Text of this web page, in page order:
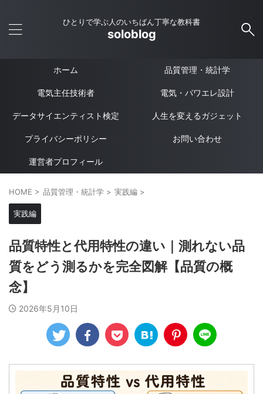
ひとりで学ぶ人のいちばん丁寧な教科書
soloblog
ホーム 品質管理・統計学
電気主任技術者 電気・パワエレ設計
データサイエンティスト検定 人生を変えるガジェット
プライバシーポリシー お問い合わせ
運営者プロフィール
HOME > 品質管理・統計学 > 実践編 >
実践編
品質特性と代用特性の違い｜測れない品
質をどう測るかを完全図解【品質の概
念】
2026年5月10日